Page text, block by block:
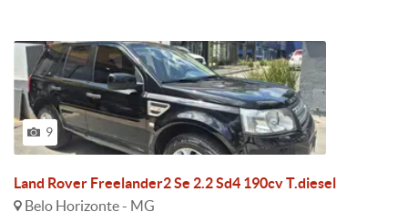
9
Land Rover Freelander2 Se 2.2 Sd4 190cv T.diesel
Belo Horizonte - MG